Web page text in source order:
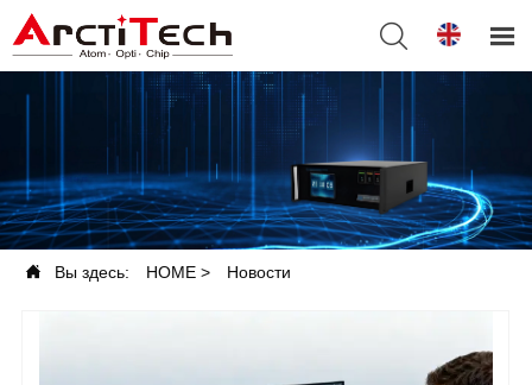
 
 Вы здесь: HOME > Новости